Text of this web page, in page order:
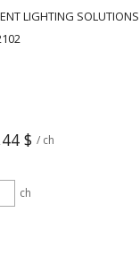
LIGHTING
$ / ch
ch